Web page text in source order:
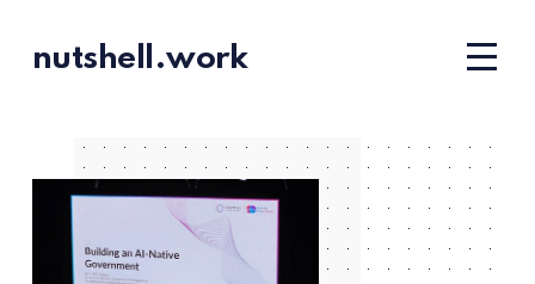
nutshell.work